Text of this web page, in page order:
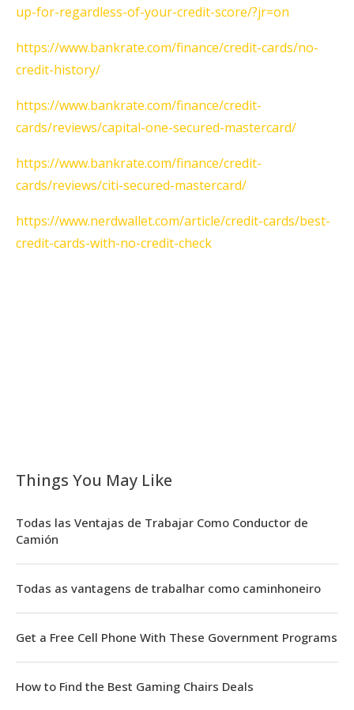
up-for-regardless-of-your-credit-score/?jr=on
https://www.bankrate.com/finance/credit-cards/no-
credit-history/
https://www.bankrate.com/finance/credit-
cards/reviews/capital-one-secured-mastercard/
https://www.bankrate.com/finance/credit-
cards/reviews/citi-secured-mastercard/
https://www.nerdwallet.com/article/credit-cards/best-
credit-cards-with-no-credit-check
Things You May Like
Todas las Ventajas de Trabajar Como Conductor de
Camión
Todas as vantagens de trabalhar como caminhoneiro
Get a Free Cell Phone With These Government Programs
How to Find the Best Gaming Chairs Deals